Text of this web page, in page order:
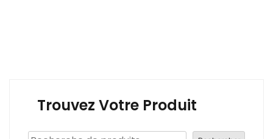
Trouvez Votre Produit